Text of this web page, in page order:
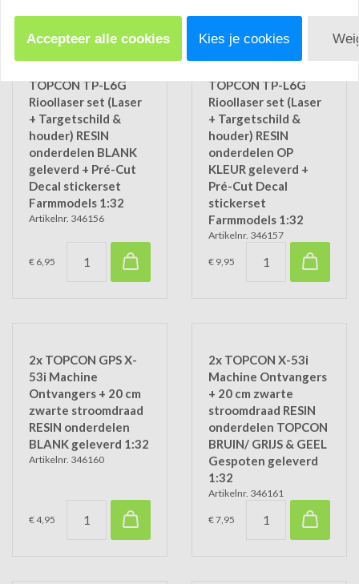
TOPCON TP-L6G
Rioollaser set (Laser
+ Targetschild &
houder) RESIN
onderdelen BLANK
geleverd + Pré-Cut
Decal stickerset
Farmmodels 1:32
Artikelnr. 346156
€ 6,95
TOPCON TP-L6G
Rioollaser set (Laser
+ Targetschild &
houder) RESIN
onderdelen OP
KLEUR geleverd +
Pré-Cut Decal
stickerset
Farmmodels 1:32
Artikelnr. 346157
€ 9,95
2x TOPCON GPS X-
53i Machine
Ontvangers + 20 cm
zwarte stroomdraad
RESIN onderdelen
BLANK geleverd 1:32
Artikelnr. 346160
€ 4,95
2x TOPCON X-53i
Machine Ontvangers
+ 20 cm zwarte
stroomdraad RESIN
onderdelen TOPCON
BRUIN/ GRIJS & GEEL
Gespoten geleverd
1:32
Artikelnr. 346161
€ 7,95
Accepteer alle cookies Kies je cookies